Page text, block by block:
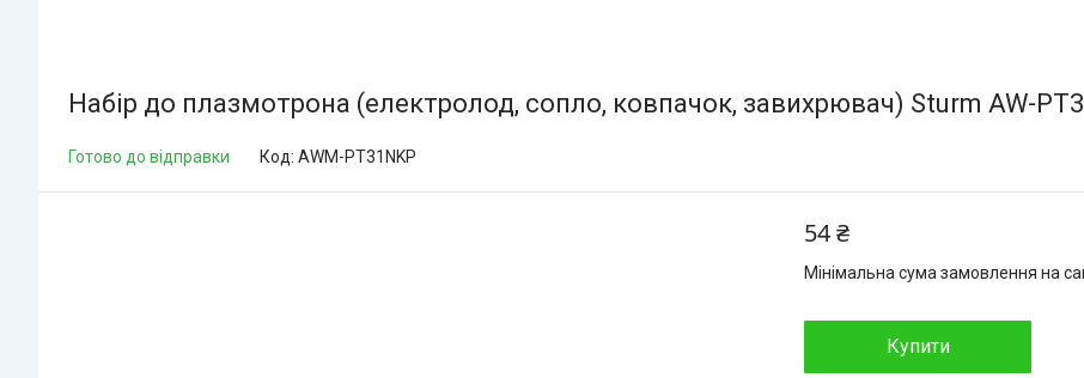
Набір до плазмотрона (електролод, сопло, ковпачок, завихрювач) Sturm AW-
Готово до відправки Код: AWM-PT31NKP
54 ₴
Мінімальна сума замовлення на
Купити